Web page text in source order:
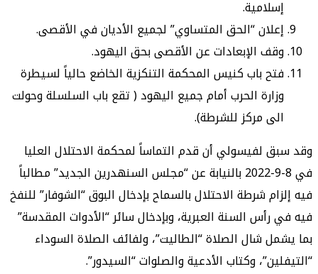
إسلامية.
إعلان “الحق المتساوي” لجميع الأديان في الأقصى.
وقف الإبعادات عن الأقصى بحق اليهود.
فتح باب كنيس المحكمة التنكزية الخاضع حالياً لسيطرة
وزارة الحرب أمام جميع اليهود ( تقع باب السلسلة وحولت
الى مركز للشرطة).
وقد سبق لفيسولي أن قدم التماساً لمحكمة الاحتلال العليا
في 8-9-2022 بالنيابة عن “مجلس السنهدرين الجديد” مطالباً
فيه إلزام شرطة الاحتلال بالسماح بإدخال البوق “الشوفار” للنفخ
فيه في رأس السنة العبرية، وبإدخال سائر “الأدوات المقدسة”
بما يشمل شال الصلاة “الطاليت”، ولفائف الصلاة السوداء
“التيفلين”، وكتاب الأدعية والصلوات “السيدور”.